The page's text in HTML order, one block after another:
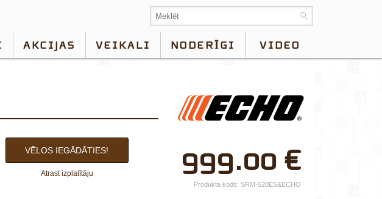
AKCIJAS VEIKALI NODERĪGI VIDEO
Jūsu vārds*
999.00 €
VĒLOS IEGĀDĀTIES!
Atrast izplatītāju
Produkta kods: SRM-520ES&ECHO